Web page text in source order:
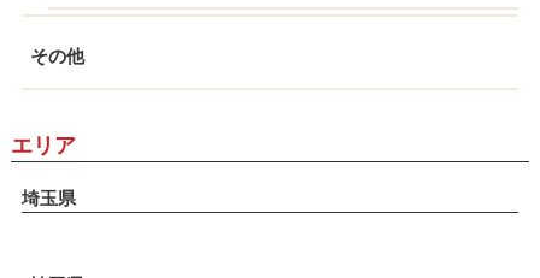
その他
エリア
埼玉県